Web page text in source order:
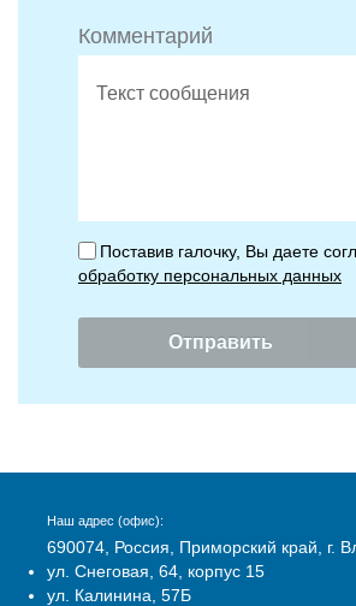
Комментарий
Поставив галочку, Вы даете
обработку персональных данных
Наш адрес (офис):
690074, Россия, Приморский край, г.
ул. Снеговая, 64, корпус 15
ул. Калинина, 57Б